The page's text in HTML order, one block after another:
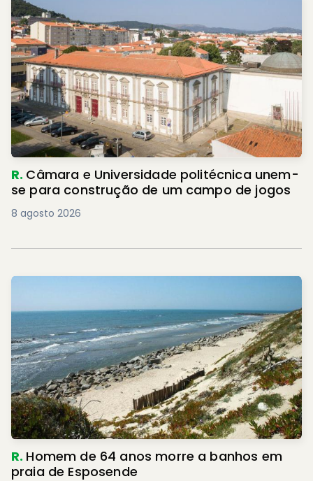
R. Câmara e Universidade politécnica unem-
se para construção de um campo de jogos
8 agosto 2026
R. Homem de 64 anos morre a banhos em
praia de Esposende